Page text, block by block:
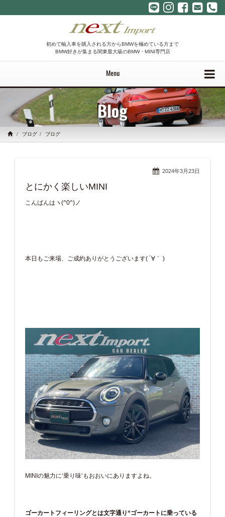
初めて輸入車を購入される方からBMWを極めている方まで
BMW好きが集まる関東最大級のBMW・MINI専門店
Menu
Blog
ブログ ブログ
2024年3月23日
とにかく楽しいMINI
こんばんはヽ(^0^)ノ
本日もご来場、ご成約ありがとうございます( ´∀｀ )
MINIの魅力に‘乗り味‘もおおいにありますよね。
ゴーカートフィーリングとは文字通り“ゴーカートに乗っている